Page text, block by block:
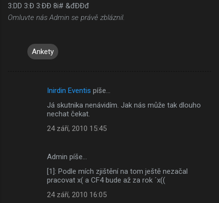
3:DD 3:Đ 3:ĐĐ 8i# &đĐĐđ
Omluvte nás Admin se právě zbláznil.
Ankety
Inirdin Eventis píše…
Já skutnika nenávidím. Jak nás může tak dlouho
nechat čekat.
24 září, 2010 15:45
Admin píše…
[1]: Podle mích zjištění na tom ještě nezačal
pracovat x( a CF4 bude až za rok ´x((
24 září, 2010 16:05